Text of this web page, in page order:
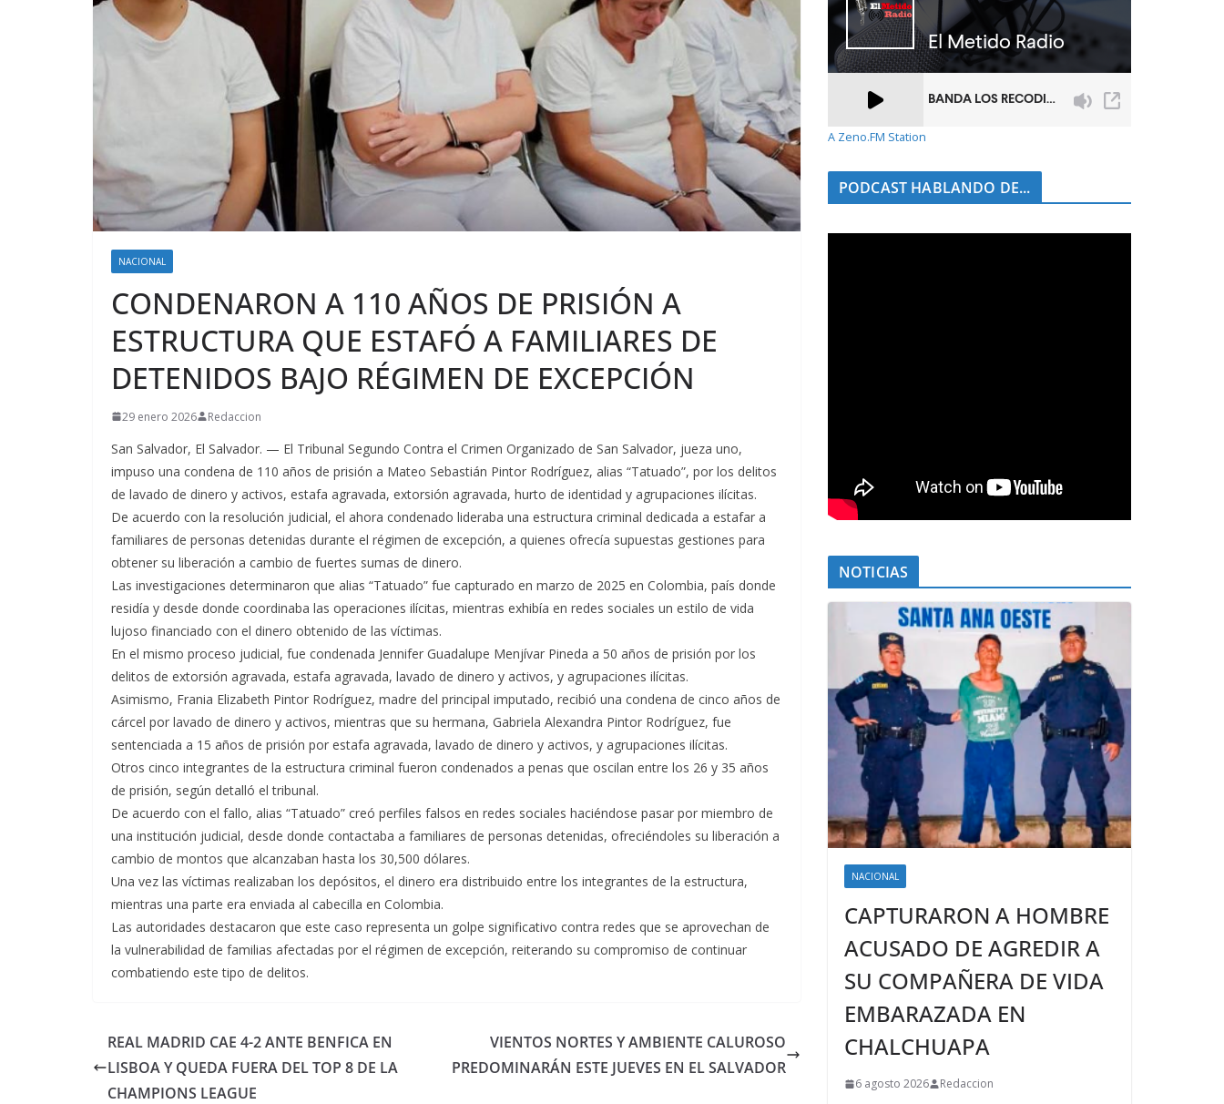
NACIONAL
CONDENARON A 110 AÑOS DE PRISIÓN A
ESTRUCTURA QUE ESTAFÓ A FAMILIARES DE
DETENIDOS BAJO RÉGIMEN DE EXCEPCIÓN
29 enero 2026 Redaccion
San Salvador, El Salvador. — El Tribunal Segundo Contra el Crimen Organizado de San Salvador, jueza uno,
impuso una condena de 110 años de prisión a Mateo Sebastián Pintor Rodríguez, alias “Tatuado”, por los delitos
de lavado de dinero y activos, estafa agravada, extorsión agravada, hurto de identidad y agrupaciones ilícitas.
De acuerdo con la resolución judicial, el ahora condenado lideraba una estructura criminal dedicada a estafar a
familiares de personas detenidas durante el régimen de excepción, a quienes ofrecía supuestas gestiones para
obtener su liberación a cambio de fuertes sumas de dinero.
Las investigaciones determinaron que alias “Tatuado” fue capturado en marzo de 2025 en Colombia, país donde
residía y desde donde coordinaba las operaciones ilícitas, mientras exhibía en redes sociales un estilo de vida
lujoso financiado con el dinero obtenido de las víctimas.
En el mismo proceso judicial, fue condenada Jennifer Guadalupe Menjívar Pineda a 50 años de prisión por los
delitos de extorsión agravada, estafa agravada, lavado de dinero y activos, y agrupaciones ilícitas.
Asimismo, Frania Elizabeth Pintor Rodríguez, madre del principal imputado, recibió una condena de cinco años de
cárcel por lavado de dinero y activos, mientras que su hermana, Gabriela Alexandra Pintor Rodríguez, fue
sentenciada a 15 años de prisión por estafa agravada, lavado de dinero y activos, y agrupaciones ilícitas.
Otros cinco integrantes de la estructura criminal fueron condenados a penas que oscilan entre los 26 y 35 años
de prisión, según detalló el tribunal.
De acuerdo con el fallo, alias “Tatuado” creó perfiles falsos en redes sociales haciéndose pasar por miembro de
una institución judicial, desde donde contactaba a familiares de personas detenidas, ofreciéndoles su liberación a
cambio de montos que alcanzaban hasta los 30,500 dólares.
Una vez las víctimas realizaban los depósitos, el dinero era distribuido entre los integrantes de la estructura,
mientras una parte era enviada al cabecilla en Colombia.
Las autoridades destacaron que este caso representa un golpe significativo contra redes que se aprovechan de
la vulnerabilidad de familias afectadas por el régimen de excepción, reiterando su compromiso de continuar
combatiendo este tipo de delitos.
REAL MADRID CAE 4-2 ANTE BENFICA EN
LISBOA Y QUEDA FUERA DEL TOP 8 DE LA
CHAMPIONS LEAGUE
VIENTOS NORTES Y AMBIENTE CALUROSO
PREDOMINARÁN ESTE JUEVES EN EL SALVADOR
A Zeno.FM Station
PODCAST HABLANDO DE...
NOTICIAS
NACIONAL
CAPTURARON A HOMBRE
ACUSADO DE AGREDIR A
SU COMPAÑERA DE VIDA
EMBARAZADA EN
CHALCHUAPA
6 agosto 2026 Redaccion